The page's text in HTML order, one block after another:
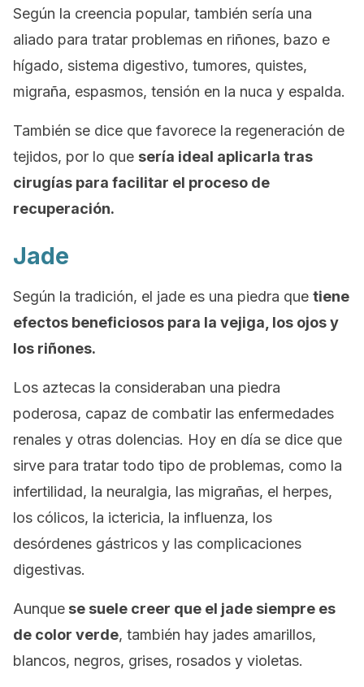
Según la creencia popular, también sería una
aliado para tratar problemas en riñones, bazo e
hígado, sistema digestivo, tumores, quistes,
migraña, espasmos, tensión en la nuca y espalda.
También se dice que favorece la regeneración de
tejidos, por lo que sería ideal aplicarla tras
cirugías para facilitar el proceso de
recuperación.
Jade
Según la tradición, el jade es una piedra que tiene
efectos beneficiosos para la vejiga, los ojos y
los riñones.
Los aztecas la consideraban una piedra
poderosa, capaz de combatir las enfermedades
renales y otras dolencias. Hoy en día se dice que
sirve para tratar todo tipo de problemas, como la
infertilidad, la neuralgia, las migrañas, el herpes,
los cólicos, la ictericia, la influenza, los
desórdenes gástricos y las complicaciones
digestivas.
Aunque se suele creer que el jade siempre es
de color verde, también hay jades amarillos,
blancos, negros, grises, rosados y violetas.